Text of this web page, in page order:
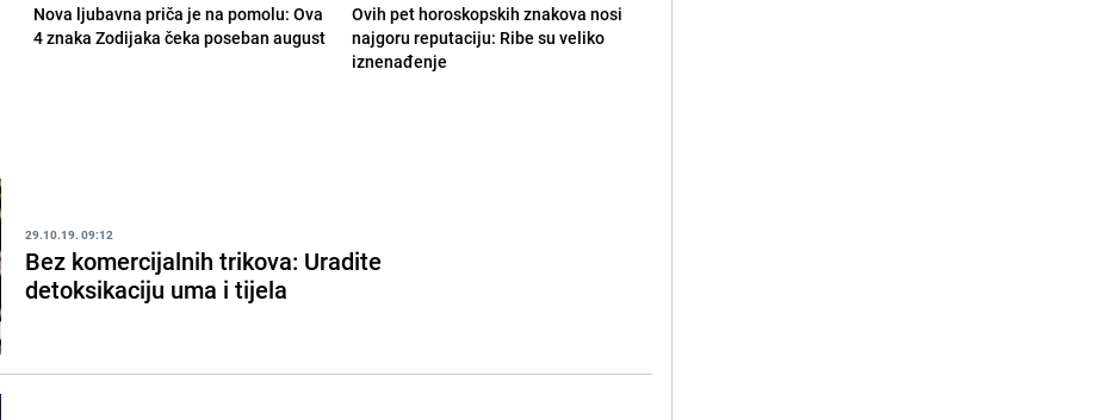
Nova ljubavna priča je na pomolu: Ova
4 znaka Zodijaka čeka poseban august
Ovih pet horoskopskih znakova nosi
najgoru reputaciju: Ribe su veliko
iznenađenje
29.10.19. 09:12
Bez komercijalnih trikova: Uradite
detoksikaciju uma i tijela